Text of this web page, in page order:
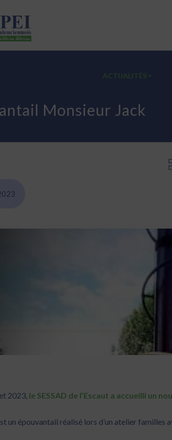
ACTUALITÉS
Monsieur Jack
2023, le SESSAD de l’Escaut a accueilli un
un épouvantail réalisé lors d’un atelier familles